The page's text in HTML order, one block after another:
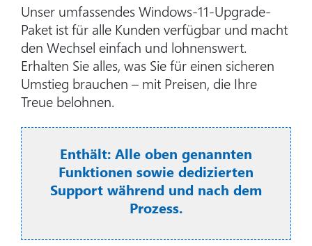
Unser umfassendes Windows-11-Upgrade-
Paket ist für alle Kunden verfügbar und macht
den Wechsel einfach und lohnenswert.
Erhalten Sie alles, was Sie für einen sicheren
Umstieg brauchen – mit Preisen, die Ihre
Treue belohnen.
Enthält: Alle oben genannten
Funktionen sowie dedizierten
Support während und nach dem
Prozess.